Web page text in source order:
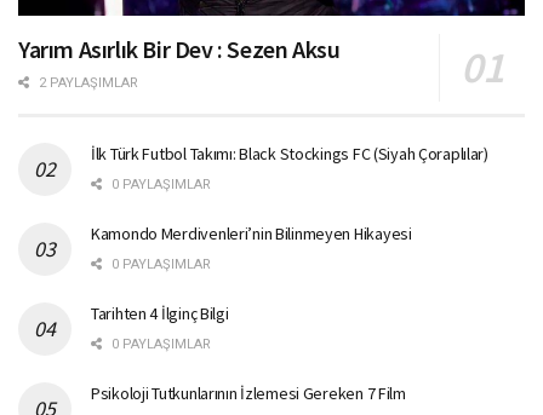
Yarım Asırlık Bir Dev : Sezen Aksu
2 PAYLAŞIMLAR
İlk Türk Futbol Takımı: Black Stockings FC (Siyah Çoraplılar)
0 PAYLAŞIMLAR
Kamondo Merdivenleri’nin Bilinmeyen Hikayesi
0 PAYLAŞIMLAR
Tarihten 4 İlginç Bilgi
0 PAYLAŞIMLAR
Psikoloji Tutkunlarının İzlemesi Gereken 7 Film